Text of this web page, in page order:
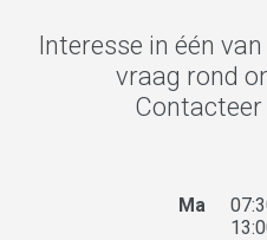
Interesse in één
vraag rond
Ma